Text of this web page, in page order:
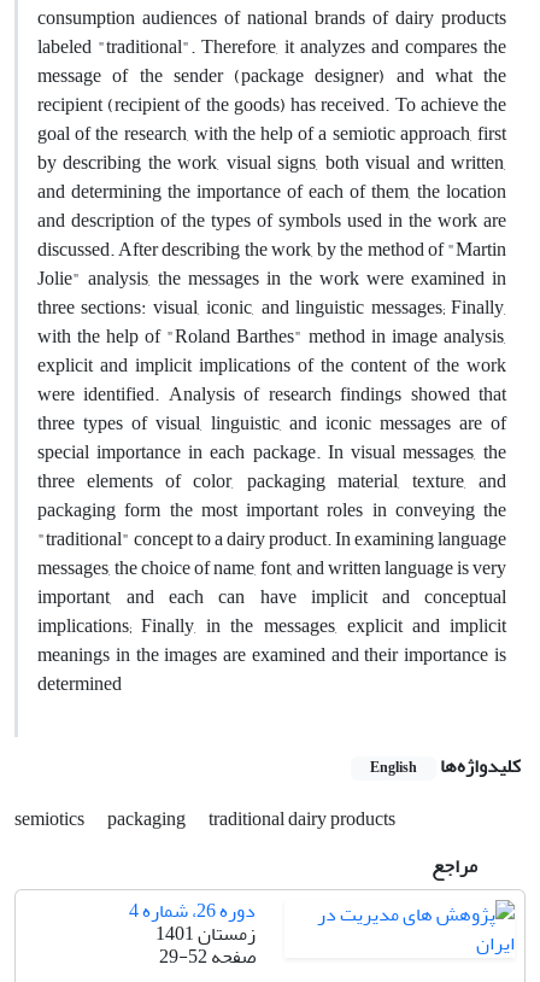
consumption audiences of national brands of dairy products
labeled "traditional". Therefore, it analyzes and compares the
message of the sender (package designer) and what the
recipient (recipient of the goods) has received. To achieve the
goal of the research, with the help of a semiotic approach, first
by describing the work, visual signs, both visual and written,
and determining the importance of each of them, the location
and description of the types of symbols used in the work are
discussed. After describing the work, by the method of "Martin
Jolie" analysis, the messages in the work were examined in
three sections: visual, iconic, and linguistic messages; Finally,
with the help of "Roland Barthes" method in image analysis,
explicit and implicit implications of the content of the work
were identified. Analysis of research findings showed that
three types of visual, linguistic, and iconic messages are of
special importance in each package. In visual messages, the
three elements of color, packaging material, texture, and
packaging form the most important roles in conveying the
"traditional" concept to a dairy product. In examining language
messages, the choice of name, font, and written language is very
important, and each can have implicit and conceptual
implications; Finally, in the messages, explicit and implicit
meanings in the images are examined and their importance is
determined
کلیدواژه‌ها English
semiotics packaging
traditional dairy products
مراجع
دوره 26، شماره 4
زمستان 1401
صفحه29-52